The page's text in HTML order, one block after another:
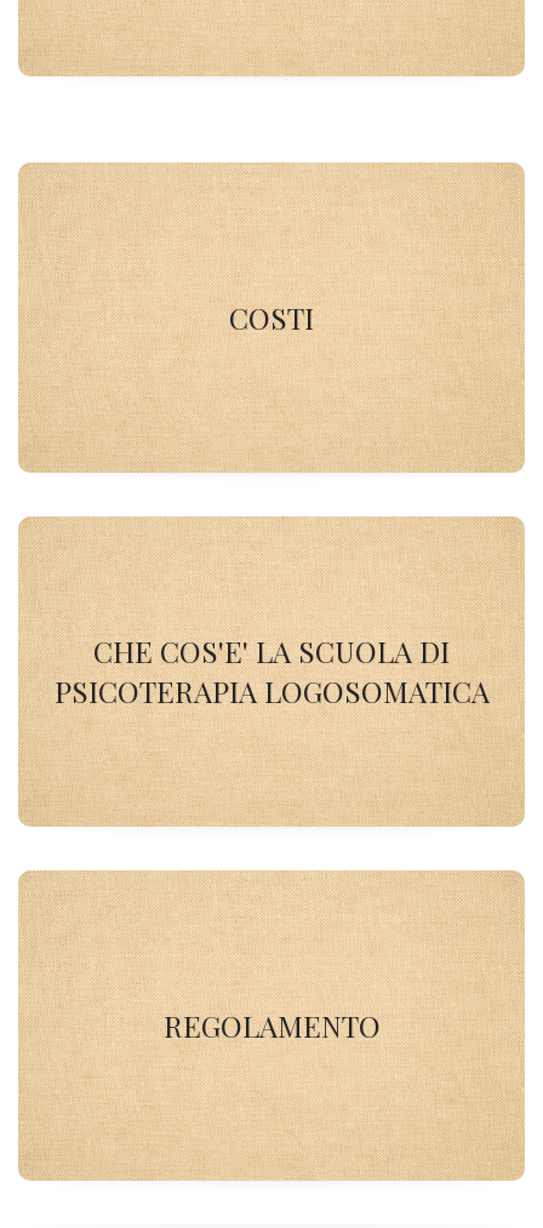
COSTI
COSTI
SCOPRI DI PIU'
CHE COS'E' LA SCUOLA DI
PSICOTERAPIA LOGOSOMATICA
CHE COS'E' LA SCUOLA DI
PSICOTERAPIA LOGOSOMATICA
SCOPRI DI PIU'
REGOLAMENTO
REGOLAMENTO
SCOPRI DI PIU'